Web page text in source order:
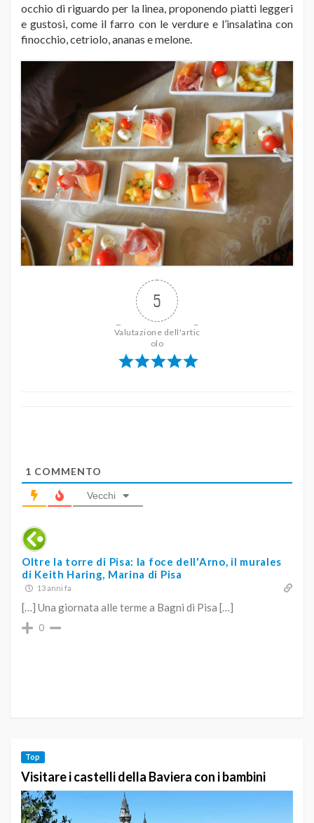
occhio di riguardo per la linea, proponendo piatti leggeri
e gustosi, come il farro con le verdure e l’insalatina con
finocchio, cetriolo, ananas e melone.
5
Valutazione dell'artic
olo
1 COMMENTO
Vecchi
Oltre la torre di Pisa: la foce dell'Arno, il murales
di Keith Haring, Marina di Pisa
13 anni fa
[…] Una giornata alle terme a Bagni di Pisa […]
0
Top
Visitare i castelli della Baviera con i bambini